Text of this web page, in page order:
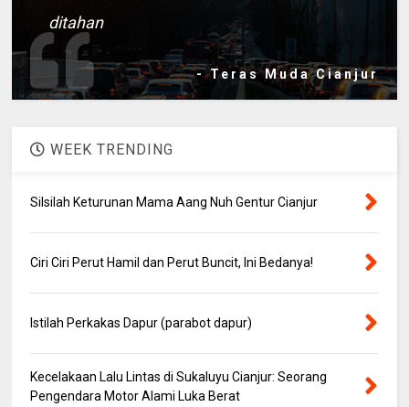
ditahan
- Teras Muda Cianjur
WEEK TRENDING
Silsilah Keturunan Mama Aang Nuh Gentur Cianjur
Ciri Ciri Perut Hamil dan Perut Buncit, Ini Bedanya!
Istilah Perkakas Dapur (parabot dapur)
Kecelakaan Lalu Lintas di Sukaluyu Cianjur: Seorang
Pengendara Motor Alami Luka Berat